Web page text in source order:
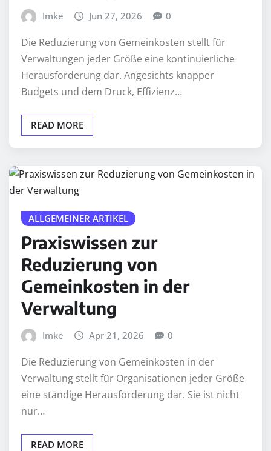
Imke Jun 27, 2026 0
Die Reduzierung von Gemeinkosten stellt für
Verwaltungen jeder Größe eine kontinuierliche
Herausforderung dar. Angesichts knapper
Budgets und dem Druck, Effizienz…
READ MORE
ALLGEMEINER ARTIKEL
Praxiswissen zur
Reduzierung von
Gemeinkosten in der
Verwaltung
Imke Apr 21, 2026 0
Die Reduzierung von Gemeinkosten in der
Verwaltung stellt für Organisationen jeder Größe
eine ständige Herausforderung dar. Sie ist nicht
nur…
READ MORE